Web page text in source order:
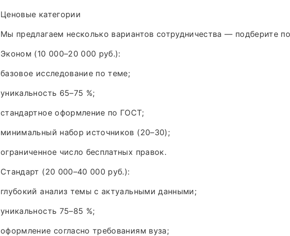
Ценовые категории
Мы предлагаем несколько вариантов сотрудничества — подберите
Эконом (10 000–20 000 руб.):
базовое исследование по теме;
уникальность 65–75 %;
стандартное оформление по ГОСТ;
минимальный набор источников (20–30);
ограниченное число бесплатных правок.
Стандарт (20 000–40 000 руб.):
глубокий анализ темы с актуальными данными;
уникальность 75–85 %;
оформление согласно требованиям вуза;